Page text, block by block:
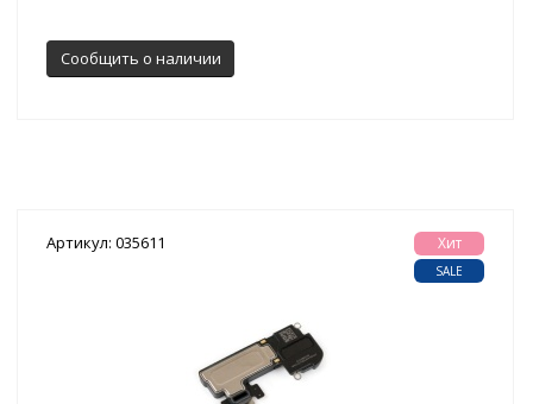
Сообщить о наличии
Артикул: 035611 Хит
SALE